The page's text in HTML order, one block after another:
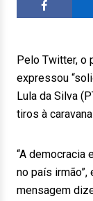
Pelo Twitter, o
expressou
Lula da Silva
tiros à
“A democracia
no país
mensagem